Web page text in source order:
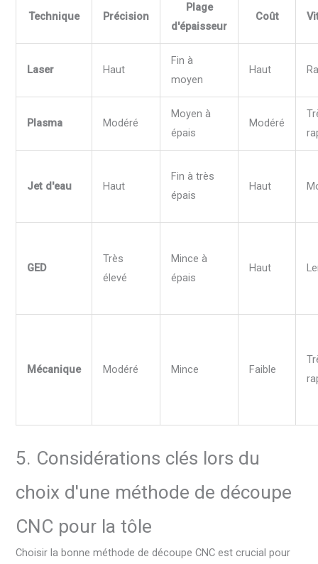
Technique Précision
Plage
d'épaisseur
Coût
Laser Haut
Fin à
moyen
Haut
Plasma Modéré
Moyen à
épais
Modéré
Jet d'eau Haut
Fin à très
épais
Haut
GED
Très
élevé
Mince à
épais
Haut
Mécanique Modéré Mince Faible
5. Considérations clés lors du
choix d'une méthode de découpe
CNC pour la tôle
Choisir la bonne méthode de découpe CNC est crucial pour